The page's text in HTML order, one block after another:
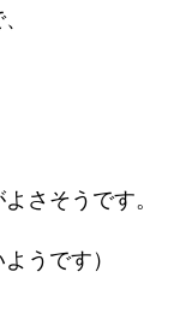
さそうです。
うです）